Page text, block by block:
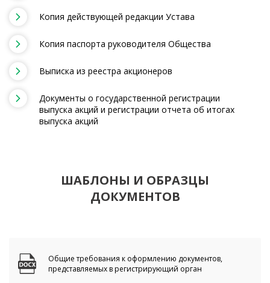
Копия действующей редакции Устава
Копия паспорта руководителя Общества
Выписка из реестра акционеров
Документы о государственной регистрации
выпуска акций и регистрации отчета об итогах
выпуска акций
ШАБЛОНЫ И ОБРАЗЦЫ
ДОКУМЕНТОВ
Общие требования к оформлению документов,
представляемых в регистрирующий орган